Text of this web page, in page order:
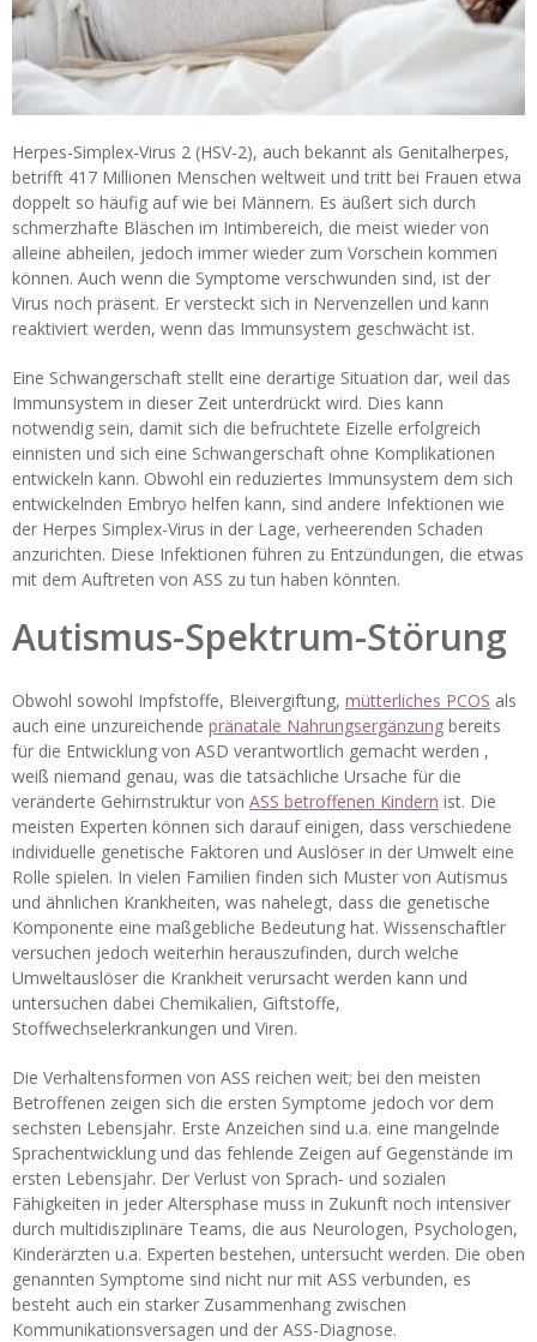
Herpes-Simplex-Virus 2 (HSV-2), auch bekannt als Genitalherpes,
betrifft 417 Millionen Menschen weltweit und tritt bei Frauen etwa
doppelt so häufig auf wie bei Männern. Es äußert sich durch
schmerzhafte Bläschen im Intimbereich, die meist wieder von
alleine abheilen, jedoch immer wieder zum Vorschein kommen
können. Auch wenn die Symptome verschwunden sind, ist der
Virus noch präsent. Er versteckt sich in Nervenzellen und kann
reaktiviert werden, wenn das Immunsystem geschwächt ist.
Eine Schwangerschaft stellt eine derartige Situation dar, weil das
Immunsystem in dieser Zeit unterdrückt wird. Dies kann
notwendig sein, damit sich die befruchtete Eizelle erfolgreich
einnisten und sich eine Schwangerschaft ohne Komplikationen
entwickeln kann. Obwohl ein reduziertes Immunsystem dem sich
entwickelnden Embryo helfen kann, sind andere Infektionen wie
der Herpes Simplex-Virus in der Lage, verheerenden Schaden
anzurichten. Diese Infektionen führen zu Entzündungen, die etwas
mit dem Auftreten von ASS zu tun haben könnten.
Autismus-Spektrum-Störung
Obwohl sowohl Impfstoffe, Bleivergiftung, mütterliches PCOS als
auch eine unzureichende pränatale Nahrungsergänzung bereits
für die Entwicklung von ASD verantwortlich gemacht werden ,
weiß niemand genau, was die tatsächliche Ursache für die
veränderte Gehirnstruktur von ASS betroffenen Kindern ist. Die
meisten Experten können sich darauf einigen, dass verschiedene
individuelle genetische Faktoren und Auslöser in der Umwelt eine
Rolle spielen. In vielen Familien finden sich Muster von Autismus
und ähnlichen Krankheiten, was nahelegt, dass die genetische
Komponente eine maßgebliche Bedeutung hat. Wissenschaftler
versuchen jedoch weiterhin herauszufinden, durch welche
Umweltauslöser die Krankheit verursacht werden kann und
untersuchen dabei Chemikalien, Giftstoffe,
Stoffwechselerkrankungen und Viren.
Die Verhaltensformen von ASS reichen weit; bei den meisten
Betroffenen zeigen sich die ersten Symptome jedoch vor dem
sechsten Lebensjahr. Erste Anzeichen sind u.a. eine mangelnde
Sprachentwicklung und das fehlende Zeigen auf Gegenstände im
ersten Lebensjahr. Der Verlust von Sprach- und sozialen
Fähigkeiten in jeder Altersphase muss in Zukunft noch intensiver
durch multidisziplinäre Teams, die aus Neurologen, Psychologen,
Kinderärzten u.a. Experten bestehen, untersucht werden. Die oben
genannten Symptome sind nicht nur mit ASS verbunden, es
besteht auch ein starker Zusammenhang zwischen
Kommunikationsversagen und der ASS-Diagnose.